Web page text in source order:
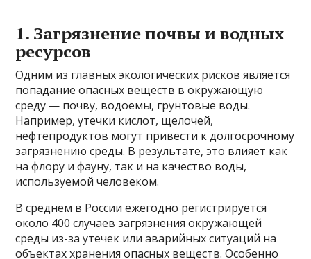
1. Загрязнение почвы и водных
ресурсов
Одним из главных экологических рисков является
попадание опасных веществ в окружающую
среду — почву, водоемы, грунтовые воды.
Например, утечки кислот, щелочей,
нефтепродуктов могут привести к долгосрочному
загрязнению среды. В результате, это влияет как
на флору и фауну, так и на качество воды,
используемой человеком.
В среднем в России ежегодно регистрируется
около 400 случаев загрязнения окружающей
среды из-за утечек или аварийных ситуаций на
объектах хранения опасных веществ. Особенно